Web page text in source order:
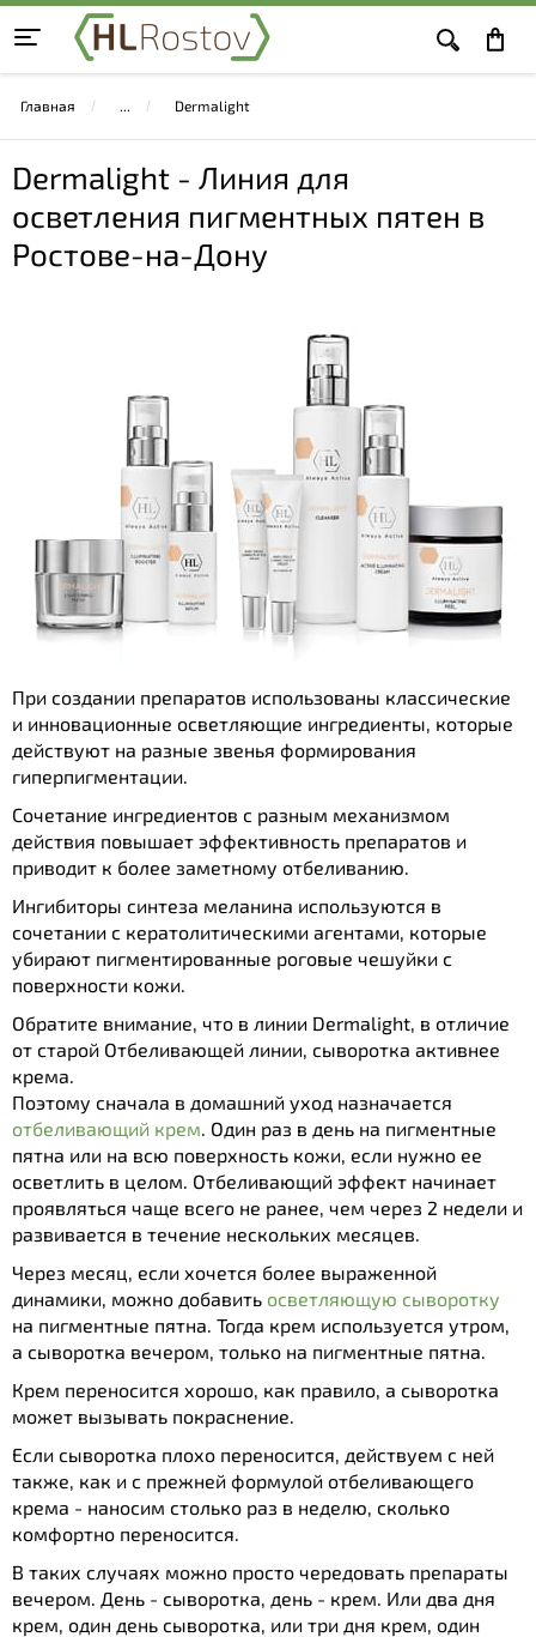
Главная Dermalight
Dermalight - Линия для
осветления пигментных пятен в
Ростове-на-Дону
При создании препаратов использованы классические
и инновационные осветляющие ингредиенты, которые
действуют на разные звенья формирования
гиперпигментации.
Сочетание ингредиентов с разным механизмом
действия повышает эффективность препаратов и
приводит к более заметному отбеливанию.
Ингибиторы синтеза меланина используются в
сочетании с кератолитическими агентами, которые
убирают пигментированные роговые чешуйки с
поверхности кожи.
Обратите внимание, что в линии Dermalight, в отличие
от старой Отбеливающей линии, сыворотка активнее
крема.
Поэтому сначала в домашний уход назначается
отбеливающий крем. Один раз в день на пигментные
пятна или на всю поверхность кожи, если нужно ее
осветлить в целом. Отбеливающий эффект начинает
проявляться чаще всего не ранее, чем через 2 недели и
развивается в течение нескольких месяцев.
Через месяц, если хочется более выраженной
динамики, можно добавить осветляющую сыворотку
на пигментные пятна. Тогда крем используется утром,
а сыворотка вечером, только на пигментные пятна.
Крем переносится хорошо, как правило, а сыворотка
может вызывать покраснение.
Если сыворотка плохо переносится, действуем с ней
также, как и с прежней формулой отбеливающего
крема - наносим столько раз в неделю, сколько
комфортно переносится.
В таких случаях можно просто чередовать препараты
вечером. День - сыворотка, день - крем. Или два дня
крем, один день сыворотка, или три дня крем, один